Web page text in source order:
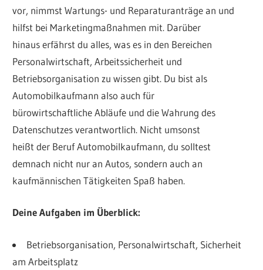
vor, nimmst Wartungs- und Reparaturanträge an und
hilfst bei Marketingmaßnahmen mit. Darüber
hinaus erfährst du alles, was es in den Bereichen
Personalwirtschaft, Arbeitssicherheit und
Betriebsorganisation zu wissen gibt. Du bist als
Automobilkaufmann also auch für
bürowirtschaftliche Abläufe und die Wahrung des
Datenschutzes verantwortlich. Nicht umsonst
heißt der Beruf Automobilkaufmann, du solltest
demnach nicht nur an Autos, sondern auch an
kaufmännischen Tätigkeiten Spaß haben.
Deine Aufgaben im Überblick:
Betriebsorganisation, Personalwirtschaft, Sicherheit
am Arbeitsplatz